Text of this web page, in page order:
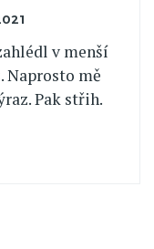
v menší
Naprosto mě
Pak střih.